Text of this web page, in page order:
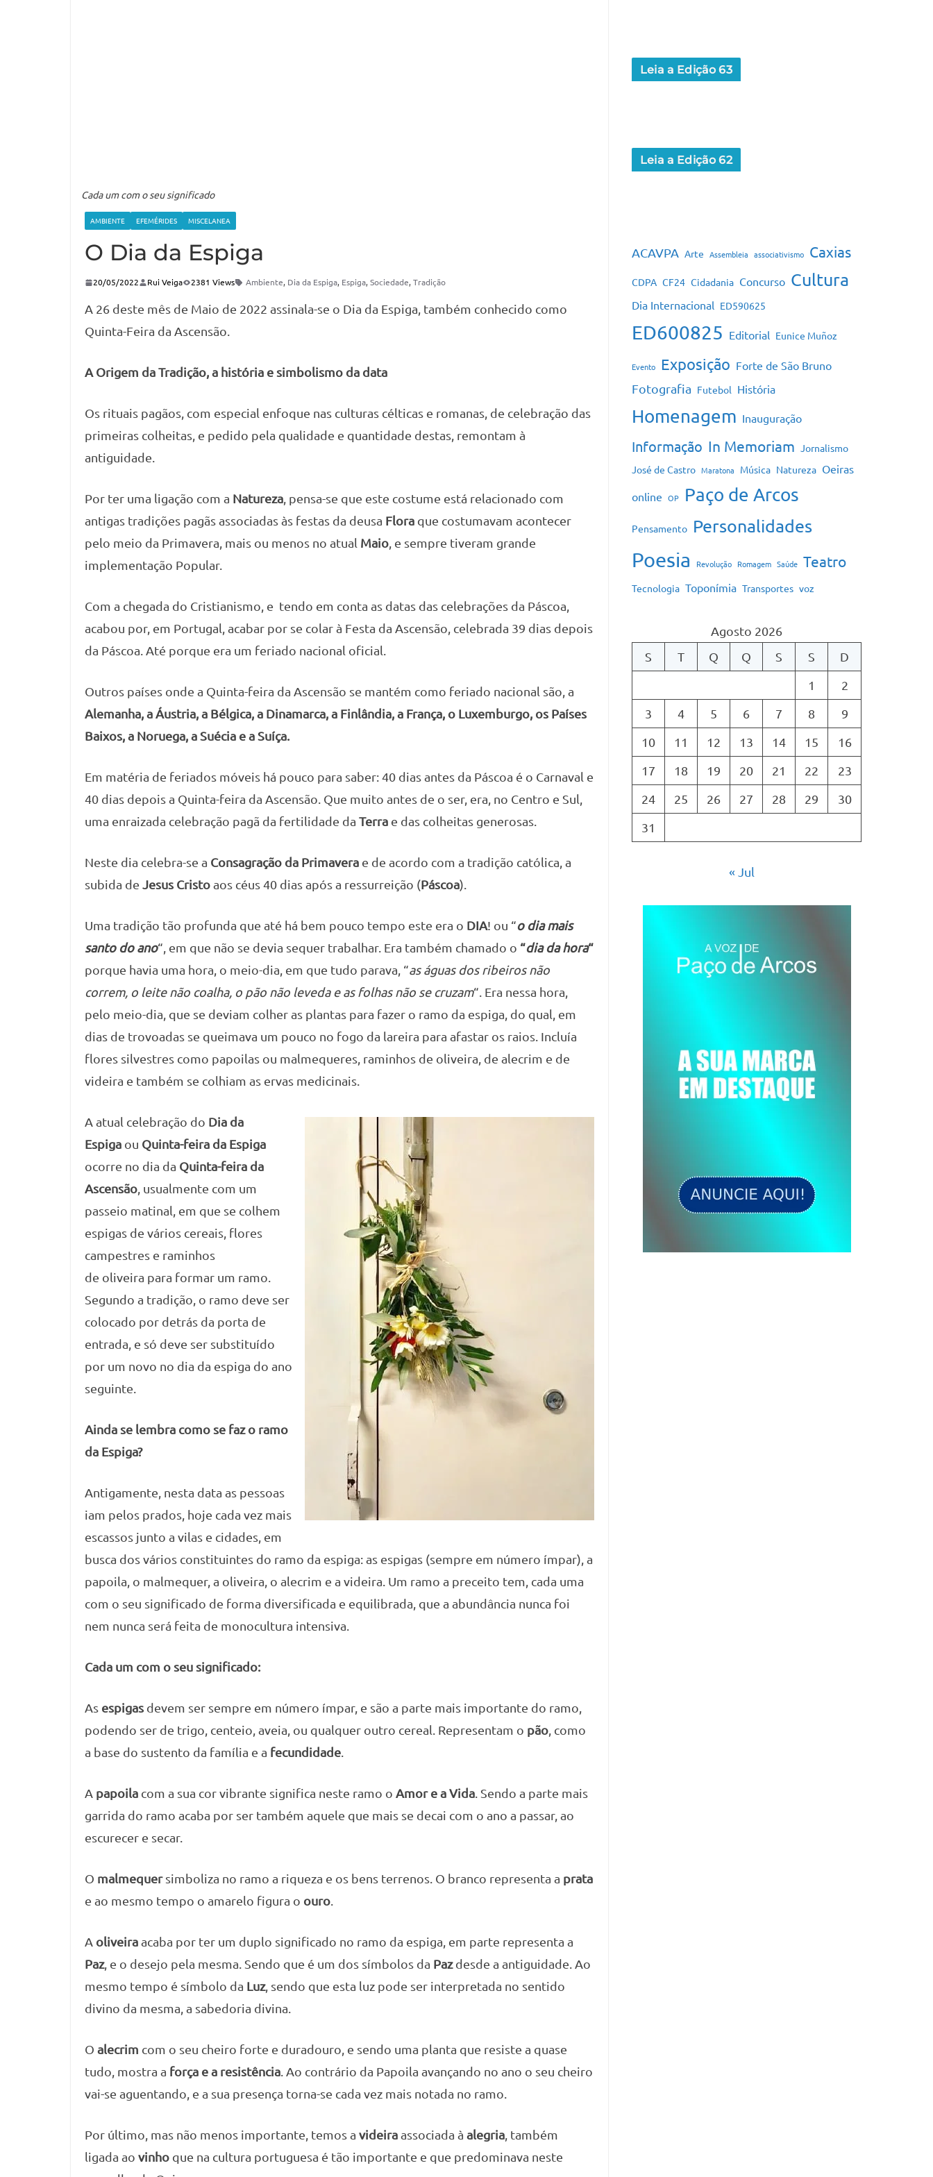
Cada um com o seu significado
AMBIENTE EFEMÉRIDES MISCELANEA
O Dia da Espiga
20/05/2022 Rui Veiga 2381 Views Ambiente, Dia da Espiga, Espiga, Sociedade, Tradição
A 26 deste mês de Maio de 2022 assinala-se o Dia da Espiga, também conhecido como
Quinta-Feira da Ascensão.
A Origem da Tradição, a história e simbolismo da data
Os rituais pagãos, com especial enfoque nas culturas célticas e romanas, de celebração das
primeiras colheitas, e pedido pela qualidade e quantidade destas, remontam à
antiguidade.
Por ter uma ligação com a Natureza , pensa-se que este costume está relacionado com
antigas tradições pagãs associadas às festas da deusa Flora que costumavam acontecer
pelo meio da Primavera, mais ou menos no atual Maio , e sempre tiveram grande
implementação Popular.
Com a chegada do Cristianismo, e tendo em conta as datas das celebrações da Páscoa,
acabou por, em Portugal, acabar por se colar à Festa da Ascensão, celebrada 39 dias depois
da Páscoa. Até porque era um feriado nacional oficial.
Outros países onde a Quinta-feira da Ascensão se mantém como feriado nacional são, a
Alemanha, a Áustria, a Bélgica, a Dinamarca, a Finlândia, a França, o Luxemburgo, os Países
Baixos, a Noruega, a Suécia e a Suíça.
Em matéria de feriados móveis há pouco para saber: 40 dias antes da Páscoa é o Carnaval e
40 dias depois a Quinta-feira da Ascensão. Que muito antes de o ser, era, no Centro e Sul,
uma enraizada celebração pagã da fertilidade da Terra e das colheitas generosas.
Neste dia celebra-se a Consagração da Primavera e de acordo com a tradição católica, a
subida de Jesus Cristoaos céus 40 dias após a ressurreição (Páscoa).
Uma tradição tão profunda que até há bem pouco tempo este era o DIA! ou “o dia mais
santo do ano“, em que não se devia sequer trabalhar. Era também chamado o “dia da hora“
porque havia uma hora, o meio-dia, em que tudo parava, “as águas dos ribeiros não
correm, o leite não coalha, o pão não leveda e as folhas não se cruzam“. Era nessa hora,
pelo meio-dia, que se deviam colher as plantas para fazer o ramo da espiga, do qual, em
dias de trovoadas se queimava um pouco no fogo da lareira para afastar os raios. Incluía
flores silvestres como papoilas ou malmequeres, raminhos de oliveira, de alecrim e de
videira e também se colhiam as ervas medicinais.
A atual celebração do Dia da
Espiga ou Quinta-feira da Espiga
ocorre no dia da Quinta-feira da
Ascensão , usualmente com um
passeio matinal, em que se colhem
espigas de vários cereais, flores
campestres e raminhos
de oliveira para formar um ramo.
Segundo a tradição, o ramo deve ser
colocado por detrás da porta de
entrada, e só deve ser substituído
por um novo no dia da espiga do ano
seguinte.
Ainda se lembra como se faz o ramo
da Espiga?
Antigamente, nesta data as pessoas
iam pelos prados, hoje cada vez mais
escassos junto a vilas e cidades, em
busca dos vários constituintes do ramo da espiga: as espigas (sempre em número ímpar), a
papoila, o malmequer, a oliveira, o alecrim e a videira. Um ramo a preceito tem, cada uma
com o seu significado de forma diversificada e equilibrada, que a abundância nunca foi
nem nunca será feita de monocultura intensiva.
Cada um com o seu significado:
As espigas devem ser sempre em número ímpar, e são a parte mais importante do ramo,
podendo ser de trigo, centeio, aveia, ou qualquer outro cereal. Representam o pão , como
a base do sustento da família e a fecundidade
A papoila com a sua cor vibrante significa neste ramo o Amor e a Vida . Sendo a parte mais
garrida do ramo acaba por ser também aquele que mais se decai com o ano a passar, ao
escurecer e secar.
O malmequersimboliza no ramo a riqueza e os bens terrenos. O branco representa a prata
e ao mesmo tempo o amarelo figura o ouro
A oliveiraacaba por ter um duplo significado no ramo da espiga, em parte representa a
Paz, e o desejo pela mesma. Sendo que é um dos símbolos da Pazdesde a antiguidade. Ao
mesmo tempo é símbolo da Luz, sendo que esta luz pode ser interpretada no sentido
divino da mesma, a sabedoria divina.
O alecrim com o seu cheiro forte e duradouro, e sendo uma planta que resiste a quase
tudo, mostra a força e a resistência . Ao contrário da Papoila avançando no ano o seu cheiro
vai-se aguentando, e a sua presença torna-se cada vez mais notada no ramo.
Por último, mas não menos importante, temos a videiraassociada à alegria , também
ligada ao vinho que na cultura portuguesa é tão importante e que predominava neste
Leia a Edição 63
Leia a Edição 62
ACAVPA Arte Assembleia associativismo Caxias
CDPA CF24 Cidadania Concurso Cultura
Dia Internacional ED590625
ED600825 Editorial Eunice Muñoz
Evento Exposição Forte de São Bruno
Fotografia Futebol História
Homenagem Inauguração
Informação In Memoriam
Jornalismo
José de Castro Maratona Música Natureza Oeiras
online OP Paço de Arcos
Pensamento Personalidades
Poesia Revolução Romagem Saúde Teatro
Tecnologia Toponímia Transportes voz
Agosto 2026
S
T Q Q S S
D
1
2
3
4 5 6 7 8
9
10
11 12 13 14 15
16
17
18 19 20 21 22
23
24
25 26 27 28 29
30
31
« Jul